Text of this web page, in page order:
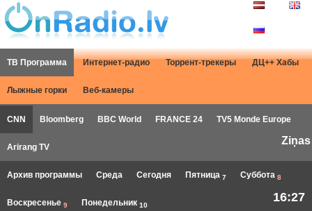
ТВ Программа Интернет-радио Торрент-трекеры ДЦ++ Хабы
Лыжные горки Веб-камеры
CNN Bloomberg BBC World FRANCE 24 TV5 Monde Europe
Arirang TV
Ziņas
Архив программы Среда Сегодня Пятница 7 Суббота 8
Воскресенье 9 Понедельник 10
16:27